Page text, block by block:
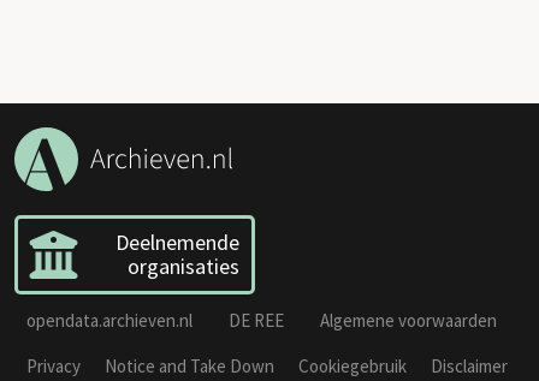
Deelnemende
organisaties
opendata.archieven.nl DE REE
Algemene voorwaarden
Privacy
Notice and Take Down Cookiegebruik
Disclaimer